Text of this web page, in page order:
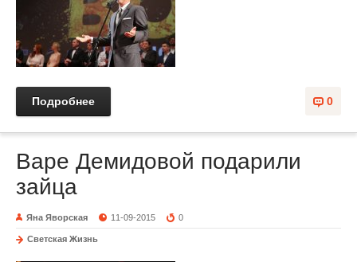
0
Подробнее
Варе Демидовой подарили
зайца
Яна Яворская 11-09-2015 0
Светская Жизнь